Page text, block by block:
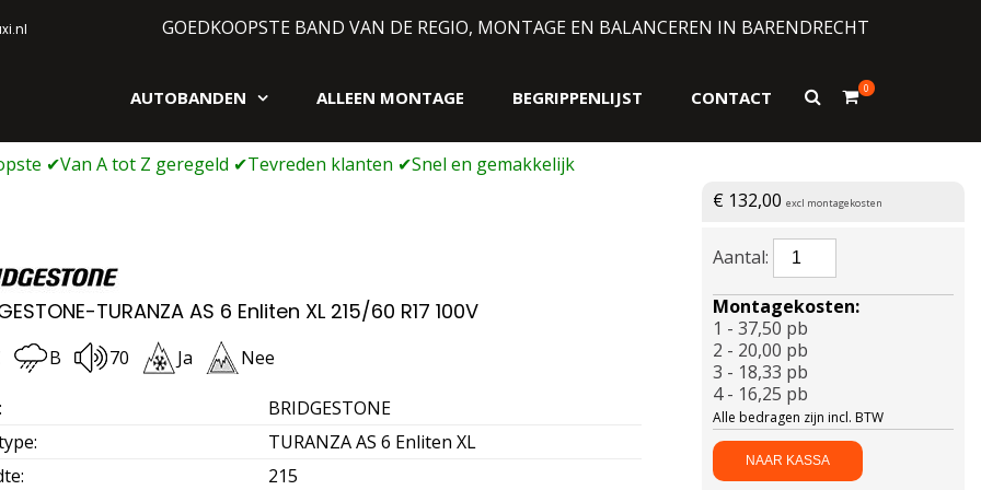
GOEDKOOPSTE BAND VAN DE REGIO, MONTAGE EN BALANCEREN IN BARENDRECHT
AUTOBANDEN ALLEEN MONTAGE BEGRIPPENLIJST CONTACT
Toon
0
TURANZA AS 6 Enliten XL 215/60 R17 100V
€ 132,00 excl montagekosten
B 70 Ja Nee
:
BRIDGESTONE
:
TURANZA AS 6 Enliten XL
:
215
BRIDGESTONE-
TURANZA
AS
6
Enliten
XL
215/60
R17
100V
aantal
NAAR KASSA
Montagekosten:
1 - 37,50 pb
2 - 20,00 pb
3 - 18,33 pb
4 - 16,25 pb
Alle bedragen zijn incl. BTW